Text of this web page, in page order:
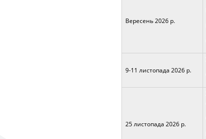
Вересень 2026 р.
9-11 листопада 2026 р.
25 листопада 2026 р.